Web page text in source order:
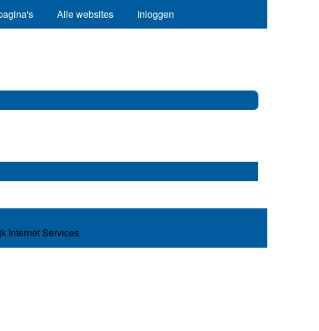
Alle websites Inloggen
Internet Services